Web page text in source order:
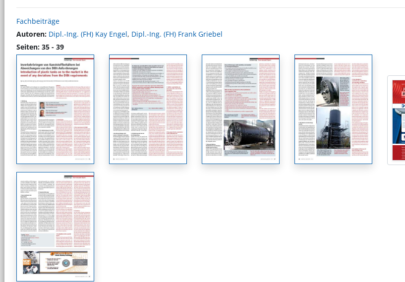
Fachbeiträge
Autoren: Dipl.-Ing. (FH) Kay Engel, Dipl.-Ing. (FH) Frank Griebel
Seiten: 35 - 39